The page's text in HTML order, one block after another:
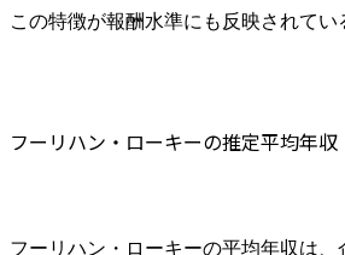
他のブティック系ファームとの比較
この特徴が報酬水準にも反映されてい
フーリハン・ローキーの推定平均年収
フーリハン・ローキーの平均年収は